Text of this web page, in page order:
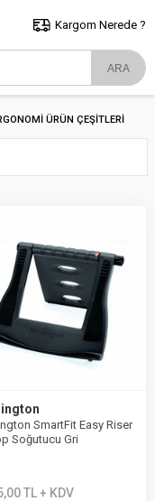
Kargo Bedava!
Kargom Nerede ?
ÜRÜN ÇEŞITLERI
SmartFit Easy Riser
Soğutucu Gri
TL + KDV